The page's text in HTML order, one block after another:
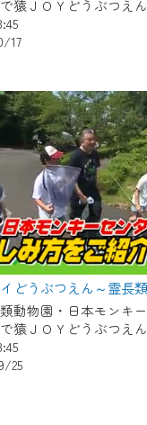
猿ＪＯＹどうぶつえん
17
猿ＪＯＹどうぶつえん
25